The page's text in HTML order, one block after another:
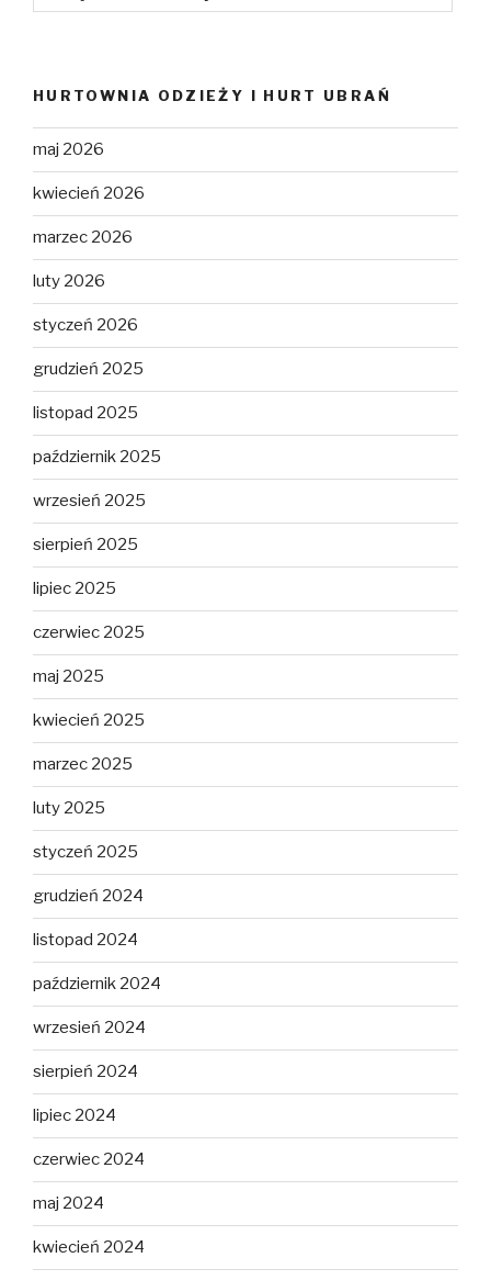
HURTOWNIA ODZIEŻY I HURT UBRAŃ
maj 2026
kwiecień 2026
marzec 2026
luty 2026
styczeń 2026
grudzień 2025
listopad 2025
październik 2025
wrzesień 2025
sierpień 2025
lipiec 2025
czerwiec 2025
maj 2025
kwiecień 2025
marzec 2025
luty 2025
styczeń 2025
grudzień 2024
listopad 2024
październik 2024
wrzesień 2024
sierpień 2024
lipiec 2024
czerwiec 2024
maj 2024
kwiecień 2024